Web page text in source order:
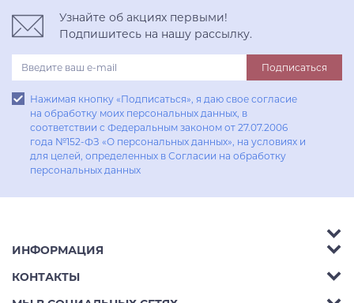
Узнайте об акциях первыми!
Подпишитесь на нашу рассылку.
Подписаться
Нажимая кнопку «Подписаться», я даю свое согласие
на обработку моих персональных данных, в
соответствии с Федеральным законом от 27.07.2006
года №152-ФЗ «О персональных данных», на условиях и
для целей, определенных в Согласии на обработку
персональных данных
Аксессуары
Гостиные
ИНФОРМАЦИЯ
Акции
КОНТАКТЫ